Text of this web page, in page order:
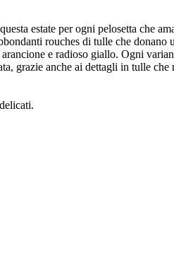
estate per ogni pelosetta che
rouches di tulle che
e radioso giallo. Ogni
grazie anche ai dettagli in tulle